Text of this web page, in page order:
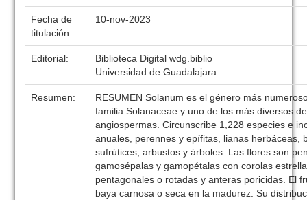
Fecha de
titulación:
10-nov-2023
Editorial:
Biblioteca Digital wdg.biblio
Universidad de Guadalajara
Resumen:
RESUMEN Solanum es el género más
familia Solanaceae y uno de los más diversos
angiospermas. Circunscribe 1,228 especies e
anuales, perennes y epífitas, lianas herbáceas,
sufrútices, arbustos y árboles. Las flores son
gamosépalas y gamopétalas con corolas
pentagonales o rotadas y anteras poricidas. El
baya carnosa o seca en la madurez. Su